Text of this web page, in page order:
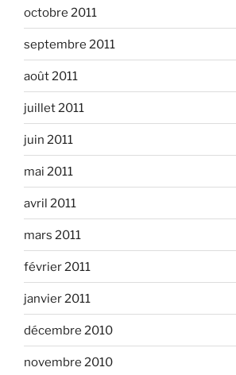
octobre 2011
septembre 2011
août 2011
juillet 2011
juin 2011
mai 2011
avril 2011
mars 2011
février 2011
janvier 2011
décembre 2010
novembre 2010